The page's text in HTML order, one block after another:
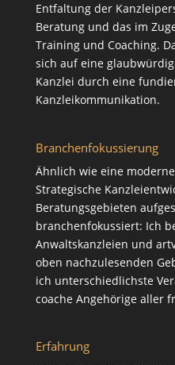
Entfaltung der
Beratungund das im
Trainingund Coaching.
sich auf eine
Kanzlei durch eine
Kanzleikommunikation.
Branchenfokussierung
Ähnlich wie eine
Strategische Kanzleientwicklung nicht nur nach
Beratungsgebieten
branchenfokussiert: Ich
Anwaltskanzleien und
oben nachzulesenden
ich unterschiedlichste
coache Angehörige aller
Erfahrung